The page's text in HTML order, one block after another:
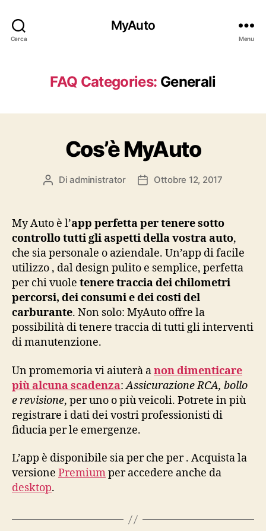
Cerca
MyAuto
Menu
FAQ Categories: Generali
Cos’è MyAuto
Autore
Diadministrator
DataOttobre 12, 2017
My Auto è l’app perfetta per tenere sotto
controllo tutti gli aspetti della vostra auto,
che sia personale o aziendale. Un’app di facile
utilizzo , dal design pulito e semplice, perfetta
per chi vuole tenere traccia dei chilometri
percorsi, dei consumi e dei costi del
carburante. Non solo: MyAuto offre la
possibilità di tenere traccia di tutti gli interventi
di manutenzione.
Un promemoria vi aiuterà anon dimenticare
più alcuna scadenza:Assicurazione RCA, bollo
e revisione, per uno o più veicoli. Potrete in più
registrare i dati dei vostri professionisti di
fiducia per le emergenze.
L’app è disponibile sia per che per . Acquista la
versione Premiumper accedere anche da
desktop.